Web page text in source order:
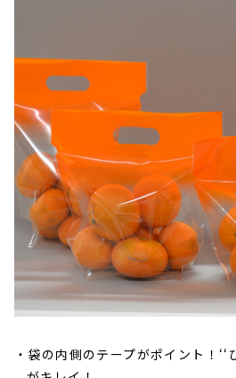
袋の内側のテープがポイント！‘‘